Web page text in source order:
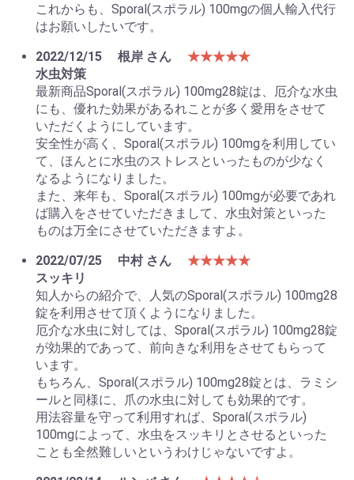
これからも、Sporal(スポラル) 100mgの個人輸入代行
はお願いしたいです。
2022/12/15
根岸 さん
★★★★★
水虫対策
最新商品Sporal(スポラル) 100mg28錠は、厄介な水虫
にも、優れた効果があるれことが多く愛用をさせて
いただくようにしています。
安全性が高く、Sporal(スポラル) 100mgを利用してい
て、ほんとに水虫のストレスといったものが少なく
なるようになりました。
また、来年も、Sporal(スポラル) 100mgが必要であれ
ば購入をさせていただきまして、水虫対策といった
ものは万全にさせていただきますよ。
2022/07/25
中村 さん
★★★★★
スッキリ
知人からの紹介で、人気のSporal(スポラル) 100mg28
錠を利用させて頂くようになりました。
厄介な水虫に対しては、Sporal(スポラル) 100mg28錠
が効果的であって、前向きな利用をさせてもらって
います。
もちろん、Sporal(スポラル) 100mg28錠とは、ラミシ
ールと同様に、爪の水虫に対しても効果的です。
用法容量を守って利用すれば、Sporal(スポラル)
100mgによって、水虫をスッキリとさせるといった
ことも全然難しいというわけじゃないですよ。